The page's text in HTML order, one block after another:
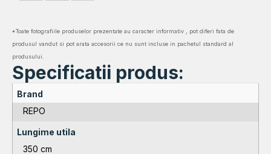
*Toate fotografiile produselor prezentate au caracter informativ , pot diferi fata de
produsul vandut si pot arata accesorii ce nu sunt incluse in pachetul standard al
produsului.
Specificatii produs:
Brand
REPO
Lungime utila
350 cm